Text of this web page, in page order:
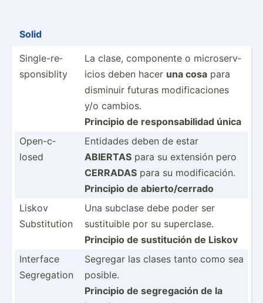
Solid
Single­-re­
spo­nsi­blity
La clase, componente o micros­erv­
icios deben hacer una cosa para
disminuir futuras modifi­cac­iones
y/o cambios.
Principio de respon­sab­ilidad única
Open-c­
losed
Entidades deben de estar
ABIERTAS para su extensión pero
CERRADAS para su modificación.
Principio de abiert­o/c­errado
Liskov
Substi­tution
Una subclase debe poder ser
sustit­uible por su superclase.
Principio de sustit­ución de Liskov
Interface
Segreg­ation
Segregar las clases tanto como sea
posible.
Principio de segreg­ación de la